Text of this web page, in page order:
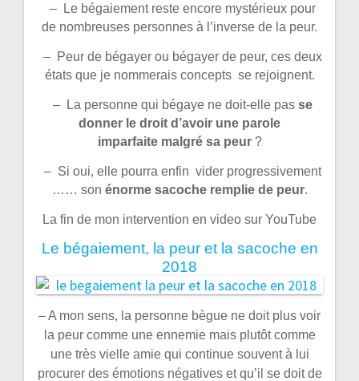
– Le bégaiement reste encore mystérieux pour
de nombreuses personnes à l’inverse de la peur.
– Peur de bégayer ou bégayer de peur, ces deux
états que je nommerais concepts se rejoignent.
– La personne qui bégaye ne doit-elle pas se
donner le droit d’avoir une parole
imparfaite malgré sa peur?
– Si oui, elle pourra enfin vider progressivement
…… son énorme sacoche remplie de peur.
La fin de mon intervention en video sur YouTube
Le bégaiement, la peur et la sacoche en
2018
– A mon sens, la personne bègue ne doit plus voir
la peur comme une ennemie mais plutôt comme
une très vielle amie qui continue souvent à lui
procurer des émotions négatives et qu’il se doit de